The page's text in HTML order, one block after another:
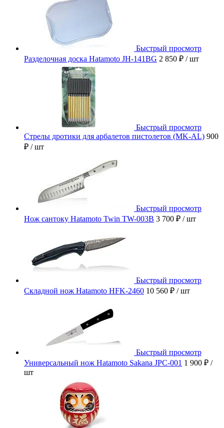
Быстрый просмотр
Разделочная доска Hatamoto JH-141BG 2 850 ₽ / шт
Быстрый просмотр
Стрелы дротики для арбалетов пистолетов (MK-AL) 900
₽ / шт
Быстрый просмотр
Нож сантоку Hatamoto Twin TW-003B 3 700 ₽ / шт
Быстрый просмотр
Складной нож Hatamoto HFK-2460 10 560 ₽ / шт
Быстрый просмотр
Универсальный нож Hatamoto Sakana JPC-001 1 900 ₽ /
шт